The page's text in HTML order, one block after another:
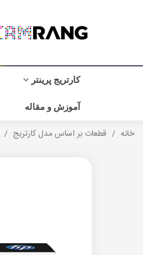
کارتریج پرینتر
آموزش و مقاله
خانه / قطعات بر اساس مدل کارتریج /